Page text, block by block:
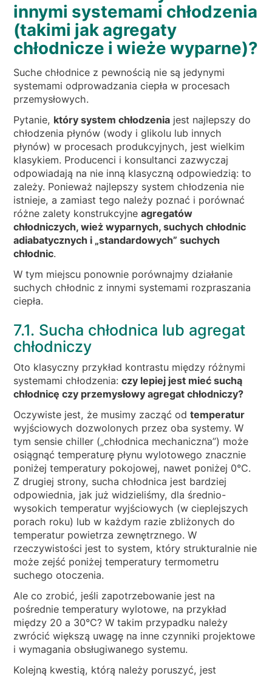
innymi systemami chłodzenia
(takimi jak agregaty
chłodnicze i wieże wyparne)?
Suche chłodnice z pewnością nie są jedynymi
systemami odprowadzania ciepła w procesach
przemysłowych.
Pytanie, który system chłodzenia jest najlepszy do
chłodzenia płynów (wody i glikolu lub innych
płynów) w procesach produkcyjnych, jest wielkim
klasykiem. Producenci i konsultanci zazwyczaj
odpowiadają na nie inną klasyczną odpowiedzią: to
zależy. Ponieważ najlepszy system chłodzenia nie
istnieje, a zamiast tego należy poznać i porównać
różne zalety konstrukcyjneagregatów
chłodniczych, wież wyparnych, suchych chłodnic
adiabatycznych i „standardowych” suchych
chłodnic.
W tym miejscu ponownie porównajmy działanie
suchych chłodnic z innymi systemami rozpraszania
ciepła.
7.1. Sucha chłodnica lub agregat
chłodniczy
Oto klasyczny przykład kontrastu między różnymi
systemami chłodzenia:czy lepiej jest mieć suchą
chłodnicę czy przemysłowy agregat chłodniczy?
Oczywiste jest, że musimy zacząć odtemperatur
wyjściowych dozwolonych przez oba systemy. W
tym sensie chiller („chłodnica mechaniczna”) może
osiągnąć temperaturę płynu wylotowego znacznie
poniżej temperatury pokojowej, nawet poniżej 0°C.
Z drugiej strony, sucha chłodnica jest bardziej
odpowiednia, jak już widzieliśmy, dla średnio-
wysokich temperatur wyjściowych (w cieplejszych
porach roku) lub w każdym razie zbliżonych do
temperatur powietrza zewnętrznego. W
rzeczywistości jest to system, który strukturalnie nie
może zejść poniżej temperatury termometru
suchego otoczenia.
Ale co zrobić, jeśli zapotrzebowanie jest na
pośrednie temperatury wylotowe, na przykład
między 20 a 30°C? W takim przypadku należy
zwrócić większą uwagę na inne czynniki projektowe
i wymagania obsługiwanego systemu.
Kolejną kwestią, którą należy poruszyć, jest